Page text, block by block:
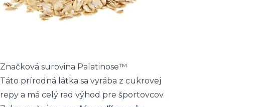
Značková surovina Palatinose™
Táto prírodná látka sa vyrába z cukrovej
repy a má celý rad výhod pre športovcov.